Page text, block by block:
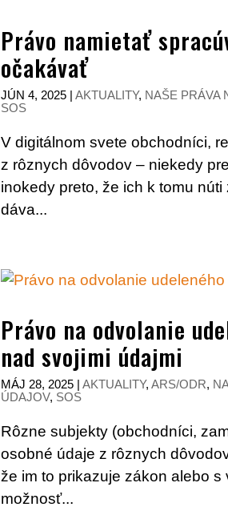
Právo namietať
očakávať
JÚN 4, 2025 |AKTUALITY, NAŠE PRÁVA
SOS
V digitálnom svete obchodníci,
z rôznych dôvodov – niekedy
inokedy preto, že ich k tomu
dáva...
Právo na odvolanie
nad svojimi údajmi
MÁJ 28, 2025 |AKTUALITY,ARS/ODR,
ÚDAJOV, SOS
Rôzne subjekty (obchodníci,
osobné údaje z rôznych
že im to prikazuje zákon alebo
možnosť...